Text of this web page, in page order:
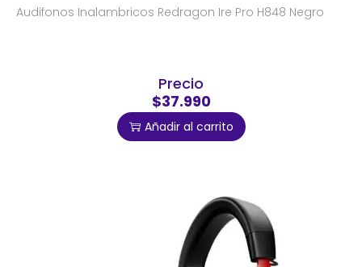
Audifonos Inalambricos Redragon Ire Pro H848 Negro
Precio
$37.990
Añadir al carrito